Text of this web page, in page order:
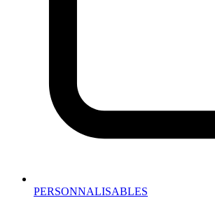
PERSONNALISABLES